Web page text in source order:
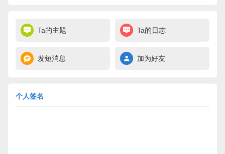
Ta的主题 Ta的日志
发短消息 加为好友
个人签名